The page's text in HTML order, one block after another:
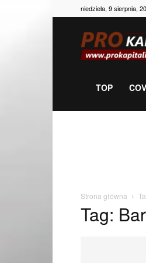
niedziela, 9 sierpnia,
TOP
Strona główna
Tag: